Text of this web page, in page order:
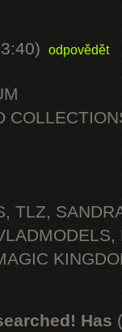
odpovědět
TLZ,
Has